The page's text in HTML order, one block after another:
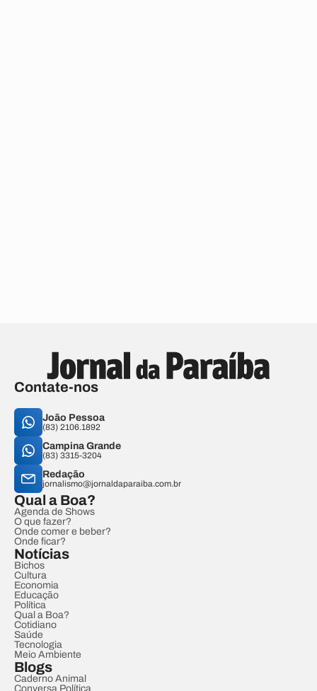
Contate-nos
João Pessoa
(83) 2106.1892
Campina Grande
(83) 3315-3204
Redação
jornalismo@jornaldaparaiba.com.br
Qual a Boa?
Agenda de Shows
O que fazer?
Onde comer e beber?
Onde ficar?
Notícias
Bichos
Cultura
Economia
Educação
Política
Qual a Boa?
Cotidiano
Saúde
Tecnologia
Meio Ambiente
Blogs
Caderno Animal
Conversa Política